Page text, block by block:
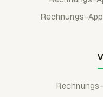
Rechnungs-